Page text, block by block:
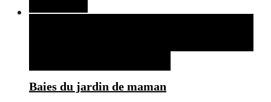
Baies du jardin de maman